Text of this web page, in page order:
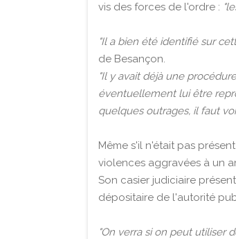
vis des forces de l'ordre :
"Il a bien été identifié sur
de Besançon.
"Il y avait déjà une
éventuellement lui être
quelques outrages, il faut
Même s'il n'était pas
violences aggravées à un
Son casier judiciaire
dépositaire de l'autorité
"On verra si on peut utiliser